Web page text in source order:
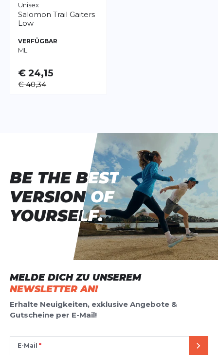
Unisex
Salomon Trail Gaiters
Low
VERFÜGBAR
ML
€ 24,15
€ 40,34
MELDE DICH ZU UNSEREM
NEWSLETTER AN!
Erhalte Neuigkeiten, exklusive Angebote &
Gutscheine per E-Mail!
E-Mail
BE THE BEST
VERSION OF
YOURSELF.
BE THE BEST
VERSION OF
YOURSELF.